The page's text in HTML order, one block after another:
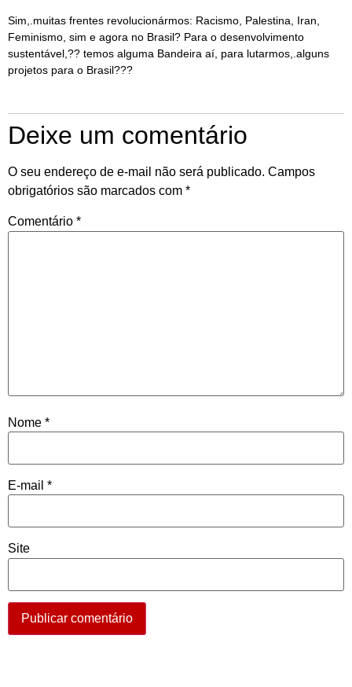
Sim,.muitas frentes revolucionármos: Racismo, Palestina, Iran,
Feminismo, sim e agora no Brasil? Para o desenvolvimento
sustentável,?? temos alguma Bandeira aí, para lutarmos,.alguns
projetos para o Brasil???
Deixe um comentário
O seu endereço de e-mail não será publicado. Campos
obrigatórios são marcados com *
Comentário *
Nome *
E-mail *
Site